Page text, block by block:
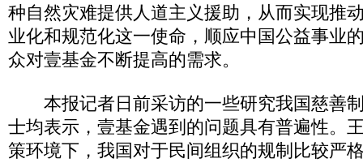
种自然灾难提供人道主义援助，从而实现推
业化和规范化这一使命，顺应中国公益事业
众对壹基金不断提高的需求。
本报记者日前采访的一些研究我国慈善
士均表示，壹基金遇到的问题具有普遍性。
策环境下，我国对于民间组织的规制比较严